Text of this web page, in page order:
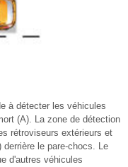
à détecter les véhicules
(A). La zone de détection
rétroviseurs extérieurs et
derrière le pare-chocs. Le
d'autres véhicules